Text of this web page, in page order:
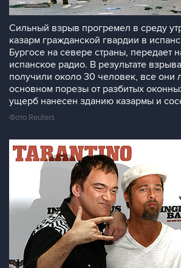
Сильный взрыв прогремел в среду
казарм гражданской гвардии в
Бургосе на севере страны, передает
испанское радио. В результате
получили около 30 человек, все они
основном порезы от разбитых
ущерб нанесен зданию казармы и
Фото Reuters